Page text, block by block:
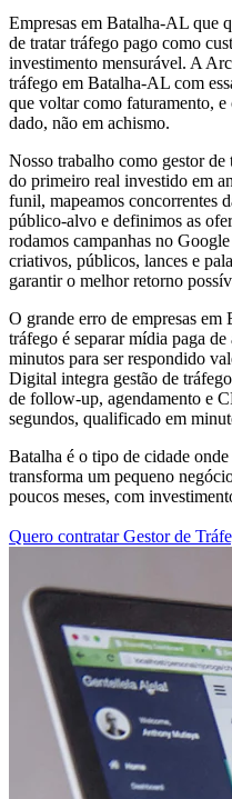
Empresas em Batalha-AL que
de tratar tráfego pago como
investimento mensurável. A
tráfego em Batalha-AL com
que voltar como faturamento, e
dado, não em achismo.
Nosso trabalho como gestor
do primeiro real investido em
funil, mapeamos concorrentes
público-alvo e definimos as
rodamos campanhas no
criativos, públicos, lances e
garantir o melhor retorno
O grande erro de empresas
tráfego é separar mídia paga
minutos para ser respondido
Digital integra gestão de
de follow-up, agendamento e
segundos, qualificado em
Batalha é o tipo de cidade
transforma um pequeno
poucos meses, com
Quero contratar Gestor de